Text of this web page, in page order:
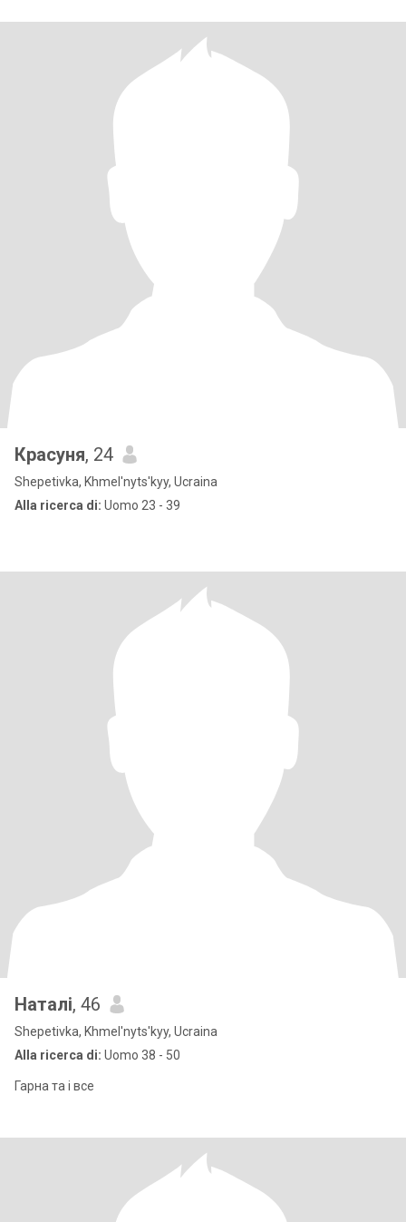
Красуня, 24
Shepetivka, Khmel'nyts'kyy, Ucraina
Alla ricerca di: Uomo 23 - 39
Наталі, 46
Shepetivka, Khmel'nyts'kyy, Ucraina
Alla ricerca di: Uomo 38 - 50
Гарна та і все